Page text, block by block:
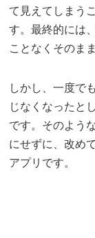
て見えてしまう
す。最終的には
ことなくそのま
しかし、一度で
じなくなったと
です。そのよう
にせずに、改め
アプリです。